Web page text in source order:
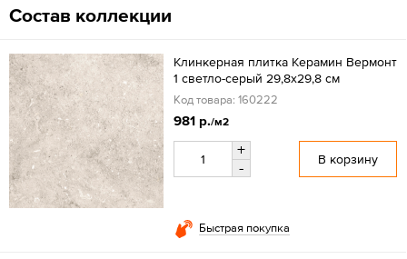
Состав коллекции
Клинкерная плитка Керамин Вермонт
1 светло-серый 29,8х29,8 см
Код товара: 160222
981 р./м2
+
-
В корзину
Быстрая покупка